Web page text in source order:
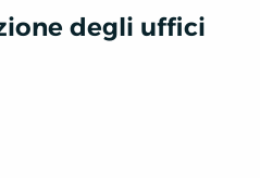
degli uffici